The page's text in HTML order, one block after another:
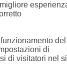
del
di
di visitatori nel